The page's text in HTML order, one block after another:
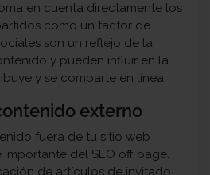
en cuenta directamente los
como un factor de
son un reflejo de la
y pueden influir en la
y se comparte en línea.
externo
fuera de tu sitio web
del SEO off page.
de artículos de invitado